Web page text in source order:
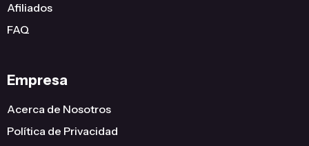
Afiliados
FAQ
Empresa
Acerca de Nosotros
Política de Privacidad